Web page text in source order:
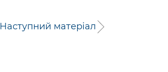
Наступний матеріал